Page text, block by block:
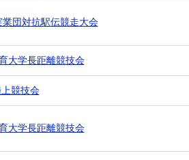
団対抗駅伝競走大会
大学長距離競技会
競技会
大学長距離競技会